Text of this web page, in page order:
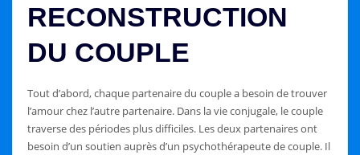
RECONSTRUCTION
DU COUPLE
Tout d’abord, chaque partenaire du couple a besoin de trouver
l’amour chez l’autre partenaire. Dans la vie conjugale, le couple
traverse des périodes plus difficiles. Les deux partenaires ont
besoin d’un soutien auprès d’un psychothérapeute de couple. Il